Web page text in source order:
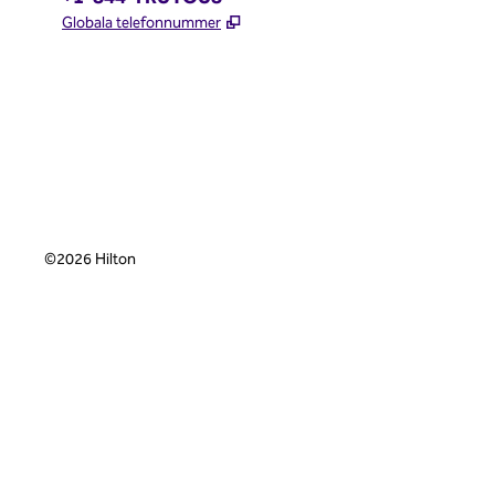
Globala telefonnummer ,
©2026 Hilton